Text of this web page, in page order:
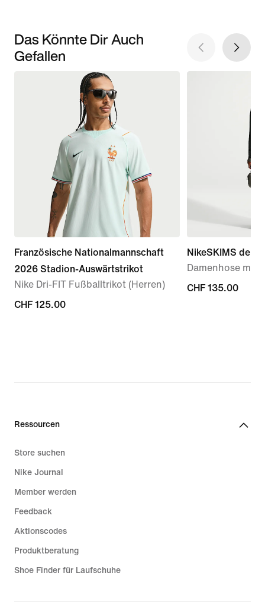
Das Könnte Dir Auch
Gefallen
Französische Nationalmannschaft
2026 Stadion-Auswärtstrikot
Nike Dri-FIT Fußballtrikot (Herren)
CHF 125.00
CHF 125.00
NikeSKIMS
Damenhose mit
CHF 135.00
CHF 135.00
Ressourcen
Store suchen
Nike Journal
Member werden
Feedback
Aktionscodes
Produktberatung
Shoe Finder für Laufschuhe